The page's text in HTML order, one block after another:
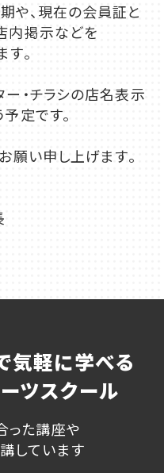
や、現在の会員証と
内掲示などを
。
・チラシの店名表示
定です。
願い申し上げます。
気軽に学べる
ツスクール
った講座や
しています